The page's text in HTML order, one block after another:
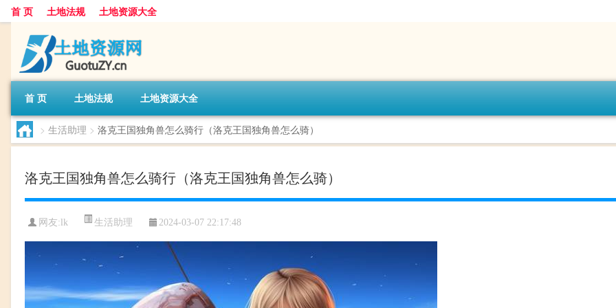
首 页 土地法规 土地资源大全
首 页 土地法规 土地资源大全
> 生活助理 > 洛克王国独角兽怎么骑行（洛克王国独角兽怎么骑）
洛克王国独角兽怎么骑行（洛克王国独角兽怎么骑）
网友: lk 生活助理 2024-03-07 22:17:48